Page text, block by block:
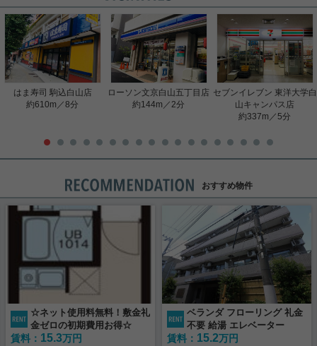
はま寿司 駒込白山店
約610m／8分
ローソン文京白山五丁目店
約144m／2分
セブンイレブン 東洋大学白
山キャンパス店
約337m／5分
おすすめ物件
☆ネット使用料無料！敷金礼
金ゼロの初期費用お得☆
賃料： 15.3万円
ベランダ フローリング 礼金
不要 給湯 エレベーター
賃料： 15.2万円